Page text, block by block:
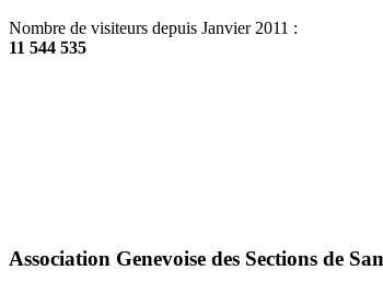
Nombre de visiteurs depuis Janvier 2011 :
11 544 535
Association Genevoise des Sections de